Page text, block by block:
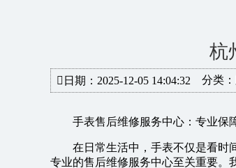
杭
日期：2025-12-05 14:04:32 分类：
手表售后维修服务中心：专业保
在日常生活中，手表不仅是看时
专业的售后维修服务中心至关重要。